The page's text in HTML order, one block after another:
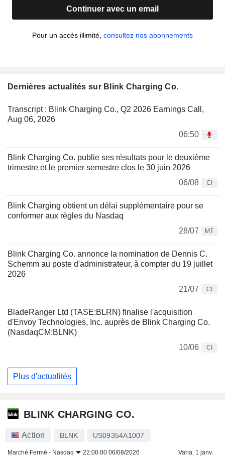
Continuer avec un email
Pour un accès illimité, consultez nos abonnements
Dernières actualités sur Blink Charging Co.
Transcript : Blink Charging Co., Q2 2026 Earnings Call,
Aug 06, 2026
06:50
Blink Charging Co. publie ses résultats pour le deuxième
trimestre et le premier semestre clos le 30 juin 2026
06/08
CI
Blink Charging obtient un délai supplémentaire pour se
conformer aux règles du Nasdaq
28/07
MT
Blink Charging Co. annonce la nomination de Dennis C.
Schemm au poste d'administrateur, à compter du 19 juillet
2026
21/07
CI
BladeRanger Ltd (TASE:BLRN) finalise l'acquisition
d'Envoy Technologies, Inc. auprès de Blink Charging Co.
(NasdaqCM:BLNK)
10/06
CI
Plus d'actualités
BLINK CHARGING CO.
Action BLNK US09354A1007
Marché Fermé - Nasdaq 22:00:00 06/08/2026 Varia. 1 janv.